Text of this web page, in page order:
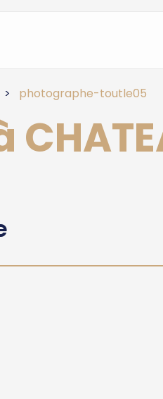
photographe-toutle05